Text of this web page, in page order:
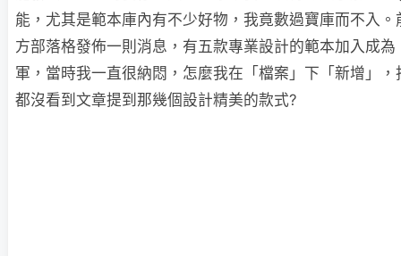
能，尤其是範本庫內有不少好物，我竟數過寶庫而不入
方部落格發佈一則消息，有五款專業設計的範本加入成
軍，當時我一直很納悶，怎麼我在「檔案」下「新增」，
都沒看到文章提到那幾個設計精美的款式?